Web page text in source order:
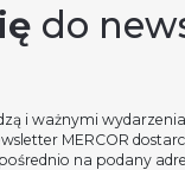
do
i ważnymi
MERCOR
na podany